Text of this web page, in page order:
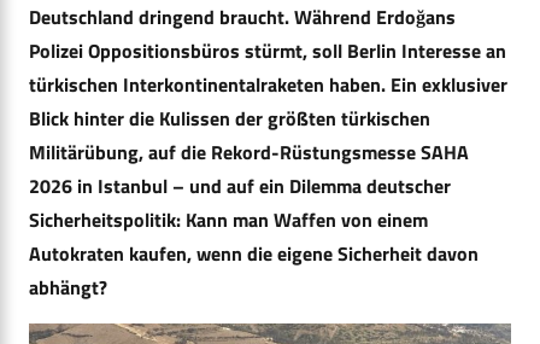
Deutschland dringend braucht. Während Erdoğans
Polizei Oppositionsbüros stürmt, soll Berlin Interesse an
türkischen Interkontinentalraketen haben. Ein exklusiver
Blick hinter die Kulissen der größten türkischen
Militärübung, auf die Rekord-Rüstungsmesse SAHA
2026 in Istanbul – und auf ein Dilemma deutscher
Sicherheitspolitik: Kann man Waffen von einem
Autokraten kaufen, wenn die eigene Sicherheit davon
abhängt?